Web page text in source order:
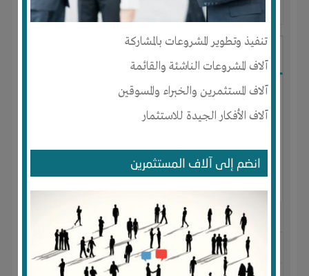
تنفيذ وتطوير المشروعات بالمشاركة
آلاف المشروعات الناشئة والقائمة
آلاف المستثمرين والخبراء والمسوقين
آلاف الأفكار الجيدة للاستثمار
انضم إلى آلاف المستثمرين
آخر ظهور: : منذ 7 اشهر
الجنس : أنثى
لديـه : الخبرات شركة أو مصنع أو ورشة